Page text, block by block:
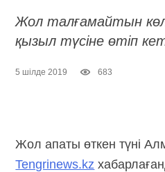
Жол талғамайтын
қызыл түсіне өтіп
5 шілде 2019 683
Жол апаты өткен түні
Tengrinews.kz